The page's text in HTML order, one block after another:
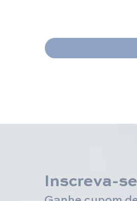
Inscreva-